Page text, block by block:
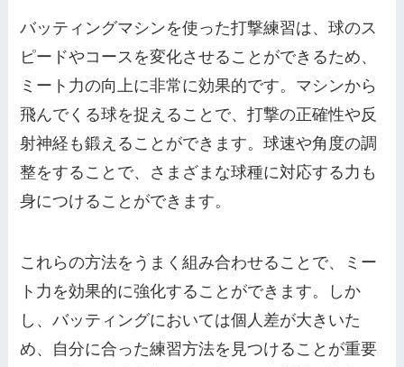
バッティングマシンを使った打撃練習は、球のス
ピードやコースを変化させることができるため、
ミート力の向上に非常に効果的です。マシンから
飛んでくる球を捉えることで、打撃の正確性や反
射神経も鍛えることができます。球速や角度の調
整をすることで、さまざまな球種に対応する力も
身につけることができます。
これらの方法をうまく組み合わせることで、ミー
ト力を効果的に強化することができます。しか
し、バッティングにおいては個人差が大きいた
め、自分に合った練習方法を見つけることが重要